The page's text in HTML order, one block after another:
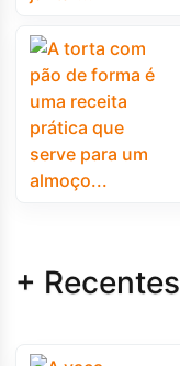
+ Recentes